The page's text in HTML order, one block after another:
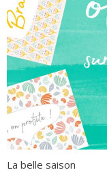
La belle saison